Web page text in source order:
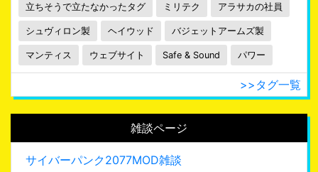
立ちそうで立たなかったタグ ミリテク アラサカの社員
シュヴィロン製 ヘイウッド バジェットアームズ製
マンティス ウェブサイト Safe & Sound パワー
>>タグ一覧
雑談ページ
サイバーパンク2077MOD雑談